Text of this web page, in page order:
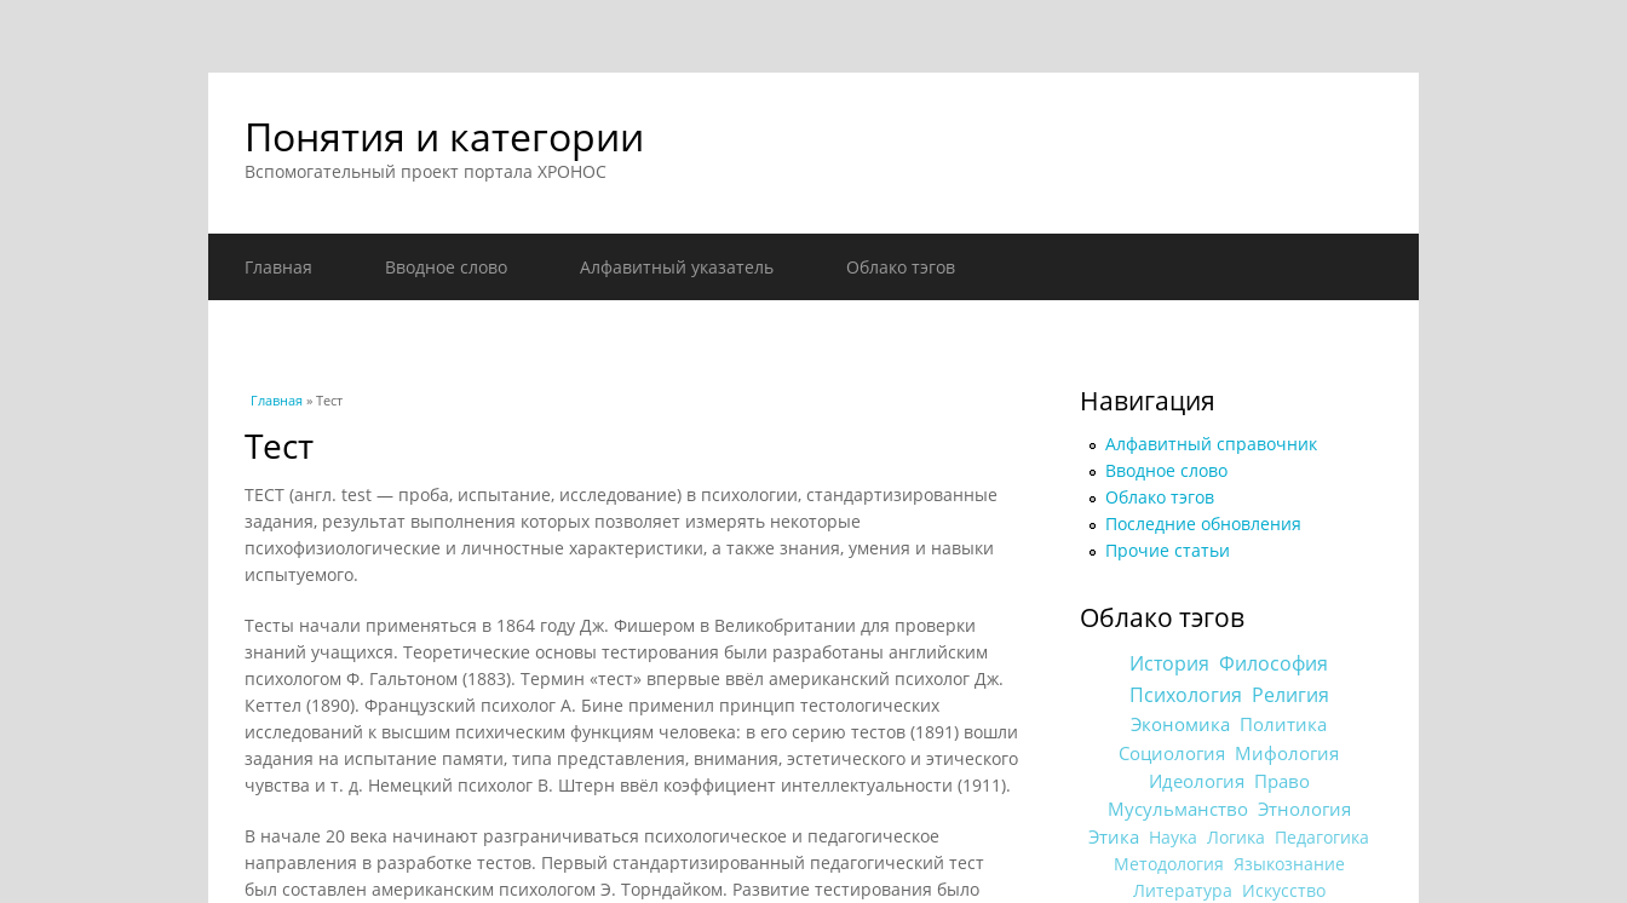
Понятия и категории
Вспомогательный проект портала ХРОНОС
Главная Вводное слово Алфавитный указатель Облако тэгов
Вы здесь
Главная » Тест
Тест
ТЕСТ (англ. test — проба, испытание, исследование) в психологии, стандартизированные
задания, результат выполнения которых позволяет измерять некоторые
психофизиологические и личностные характеристики, а также знания, умения и навыки
испытуемого.
Тесты начали применяться в 1864 году Дж. Фишером в Великобритании для проверки
знаний учащихся. Теоретические основы тестирования были разработаны английским
психологом Ф. Гальтоном (1883). Термин «тест» впервые ввёл американский психолог Дж.
Кеттел (1890). Французский психолог А. Бине применил принцип тестологических
исследований к высшим психическим функциям человека: в его серию тестов (1891) вошли
задания на испытание памяти, типа представления, внимания, эстетического и этического
чувства и т. д. Немецкий психолог В. Штерн ввёл коэффициент интеллектуальности (1911).
В начале 20 века начинают разграничиваться психологическое и педагогическое
направления в разработке тестов. Первый стандартизированный педагогический тест
был составлен американским психологом Э. Торндайком. Развитие тестирования было
Навигация
Алфавитный справочник
Вводное слово
Облако тэгов
Последние обновления
Прочие статьи
Облако тэгов
История Философия
Психология Религия
Экономика Политика
Социология Мифология
Идеология Право
Мусульманство Этнология
Этика Наука Логика Педагогика
Методология Языкознание
Литература Искусство